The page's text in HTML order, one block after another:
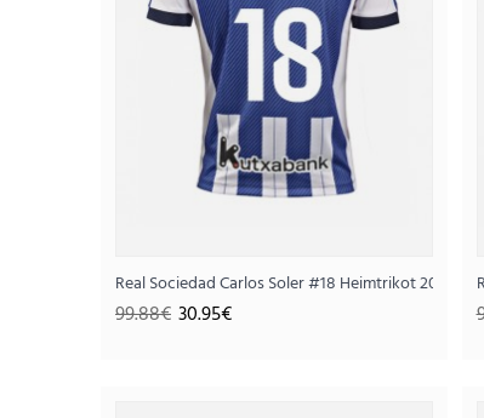
Real Sociedad Carlos Soler #18 Heimtrikot 2025-26
99.88€ 30.95€